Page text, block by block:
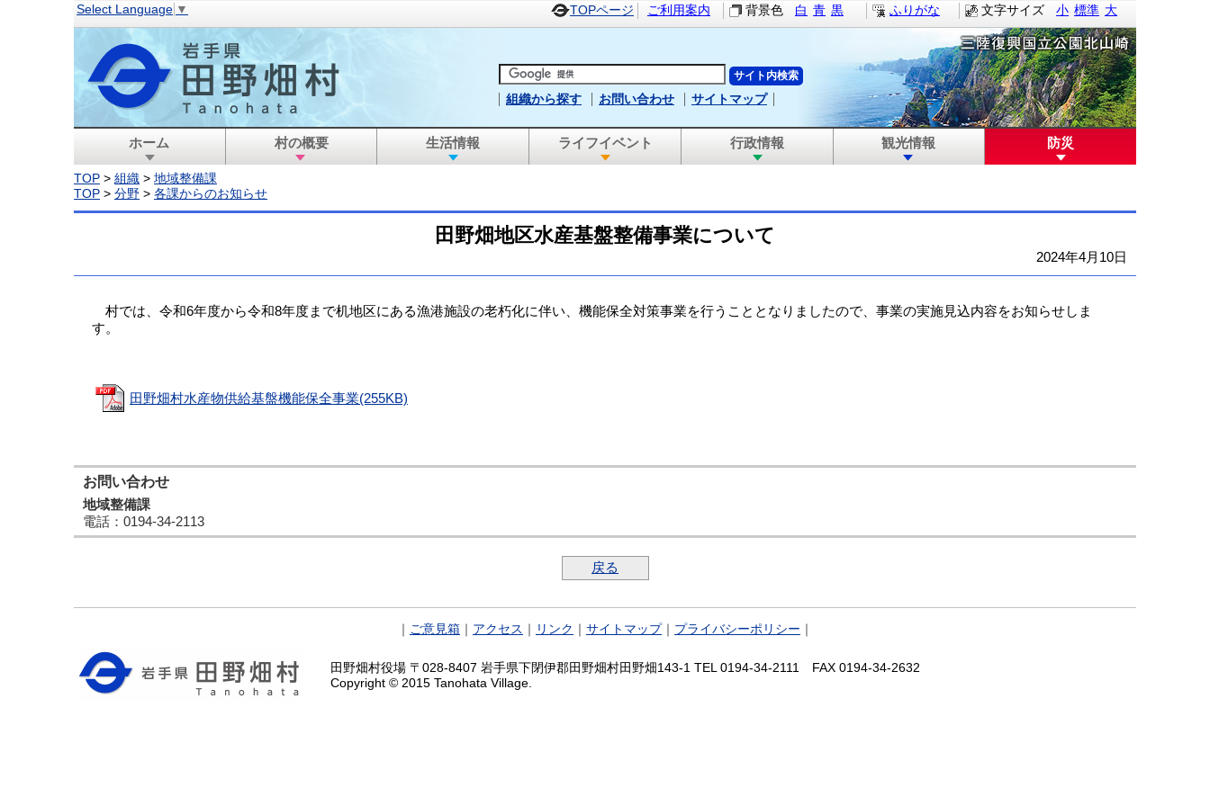
文字サイズ 小 標準 大
Select Language ▼ TOPページ ご利用案内 背景色 白 青 黒 ふりがな
組織から探す お問い合わせ サイトマップ
ホーム 村の概要 生活情報 ライフイベント 行政情報 観光情報 防災
TOP > 組織 > 地域整備課
TOP > 分野 > 各課からのお知らせ
田野畑地区水産基盤整備事業について
2024年4月10日
村では、令和6年度から令和8年度まで机地区にある漁港施設の老朽化に伴い、機能保全対策事業を行うこととなりましたので、事業の実施見込内容をお知らせしま
す。
田野畑村水産物供給基盤機能保全事業(255KB)
お問い合わせ
地域整備課
電話 ：0194-34-2113
戻る
ご意見箱 アクセス リンク サイトマップ｜ プライバシーポリシー
田野畑村役場 〒028-8407 岩手県下閉伊郡田野畑村田野畑143-1 TEL 0194-34-2111 FAX 0194-34-2632
Copyright © 2015 Tanohata Village.